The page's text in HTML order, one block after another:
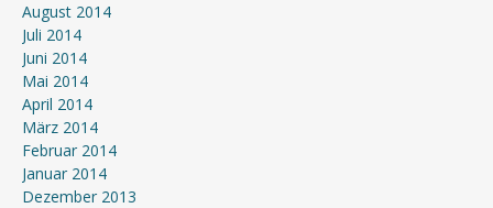
August 2014
Juli 2014
Juni 2014
Mai 2014
April 2014
März 2014
Februar 2014
Januar 2014
Dezember 2013